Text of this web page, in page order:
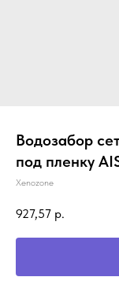
Водозабор
под пленку
Xenozone
927,57 р.